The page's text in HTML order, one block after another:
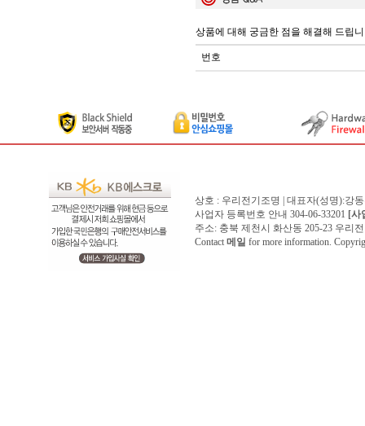
상품에 대해 궁금한 점을 해결해 드립
번호
상호 : 우리전기조명 | 대표자(성명):강
사업자 등록번호 안내 304-06-33201 [사
주소: 충북 제천시 화산동 205-23 우리
Contact 메일 for more information.